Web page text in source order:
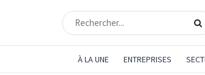
À LA UNE ENTREPRISES